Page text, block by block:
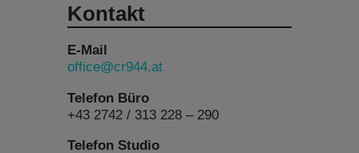
Kontakt
E-Mail
office@cr944.at
Telefon Büro
+43 2742 / 313 228 – 290
Telefon Studio